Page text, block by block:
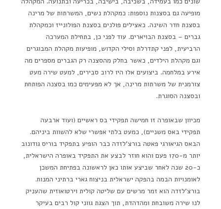
מופיעה גם בסצנות נוספות: כמקהלת נשים, המשרתות של מרינה
בסצנת חדר השינה. כאצילים פולנים בסצנת הפולונייז וכמקהלת
גברים – בסצנת הבויארים. עוד לפני כן, בתחילת המערכה
הרביעית, לפני קתדרלת וסילי הקדוש, מופיעות מקהלת המבוגרים
וגם מקהלת הילדים, כאשר בחלק מהסצנה רק הגברים מספרים מה
אירע במלחמה. ביצועים אלו היו לרוב סבירים, למעט שירה מעט
צורמנית של משרתות מרינה, אך לא מפעימים כמו בסצנה הפותחת
ובסצנה הסוגרת.
מכיוון שבאופרה זו חמישה תפקידי בס ראשיים (ועוד ארבעה
תפקידי באס משניים), כמעט בלתי אפשרי שלא להשוות ביניהם.
הבאס הגיאורגי פאטה בורצ'לזדה כבר הופיע בתפקיד בוריס גודונוב
יותר מ-170 פעם והוא חוזר לבצע את התפקיד באופרה הישראלית,
כ-20 שנה לאחר שביצע אותו כאן לראשונה בפתיחת המשכן
לאומנויות הבמה בהפקה ישראלית בניצוח גארי ברתיני המנוח.
בורצ'לזדה הוא זמר מרשים עם שליטה קולית וירטואוזית שהעניק
לנו שירה משובחת ומהדהדת, תוך הצגת גווני קול רבים בעיקר